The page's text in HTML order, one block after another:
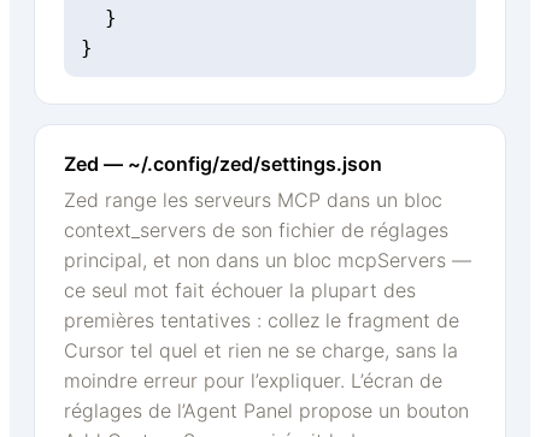
  }
}
Zed — ~/.config/zed/settings.json
Zed range les serveurs MCP dans un bloc
context_servers de son fichier de réglages
principal, et non dans un bloc mcpServers —
ce seul mot fait échouer la plupart des
premières tentatives : collez le fragment de
Cursor tel quel et rien ne se charge, sans la
moindre erreur pour l’expliquer. L’écran de
réglages de l’Agent Panel propose un bouton